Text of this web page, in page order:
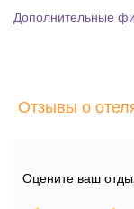
Дополнительные
Отзывы о
Оцените ваш